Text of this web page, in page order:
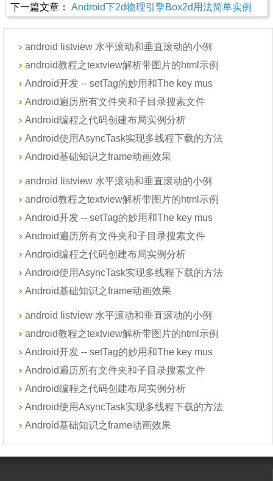
下一篇文章： Android下2d物理引擎Box2d用法简单实例
android listview 水平滚动和垂直滚动的小例
android教程之textview解析带图片的html示例
Android开发 -- setTag的妙用和The key mus
Android遍历所有文件夹和子目录搜索文件
Android编程之代码创建布局实例分析
Android使用AsyncTask实现多线程下载的方法
Android基础知识之frame动画效果
android listview 水平滚动和垂直滚动的小例
android教程之textview解析带图片的html示例
Android开发 -- setTag的妙用和The key mus
Android遍历所有文件夹和子目录搜索文件
Android编程之代码创建布局实例分析
Android使用AsyncTask实现多线程下载的方法
Android基础知识之frame动画效果
android listview 水平滚动和垂直滚动的小例
android教程之textview解析带图片的html示例
Android开发 -- setTag的妙用和The key mus
Android遍历所有文件夹和子目录搜索文件
Android编程之代码创建布局实例分析
Android使用AsyncTask实现多线程下载的方法
Android基础知识之frame动画效果